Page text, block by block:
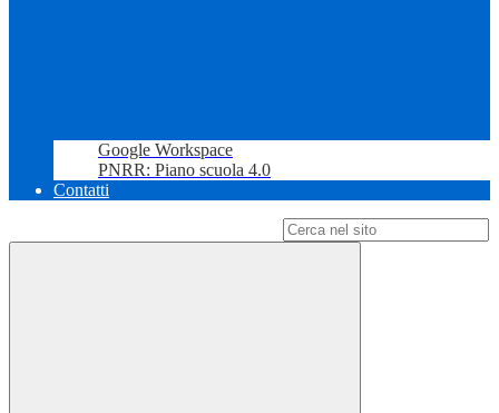
Google Workspace
PNRR: Piano scuola 4.0
Contatti